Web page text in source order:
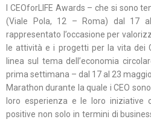
I CEOforLIFE Awards – che si sono
(Viale Pola, 12 – Roma) dal 17
rappresentato l’occasione per
le attività e i progetti per la vita dei
linea sul tema dell’economia
prima settimana – dal 17 al 23
Marathon durante la quale i CEO
loro esperienza e le loro iniziative
positive non solo in termini di